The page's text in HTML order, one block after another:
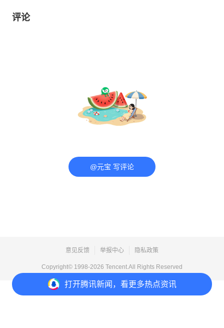
打开腾讯新闻，看更多热点资讯
评论
@元宝 写评论
意见反馈 举报中心 隐私政策
Copyright© 1998-2026 Tencent.All Rights Reserved